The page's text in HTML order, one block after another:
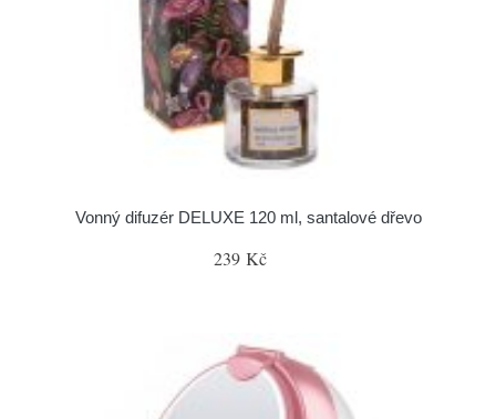
Vonný difuzér DELUXE 120 ml, santalové dřevo
239 Kč